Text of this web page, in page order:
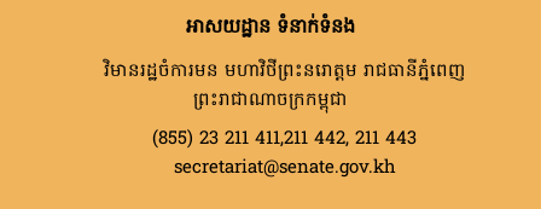
អាសយដ្ឋាន ទំនាក់ទំនង
វិមានរដ្ឋចំការមន មហាវិថីព្រះនរោត្តម រាជធានីភ្នំពេញ
ព្រះរាជាណាចក្រកម្ពុជា
(855) 23 211 411,211 442, 211 443
secretariat@senate.gov.kh